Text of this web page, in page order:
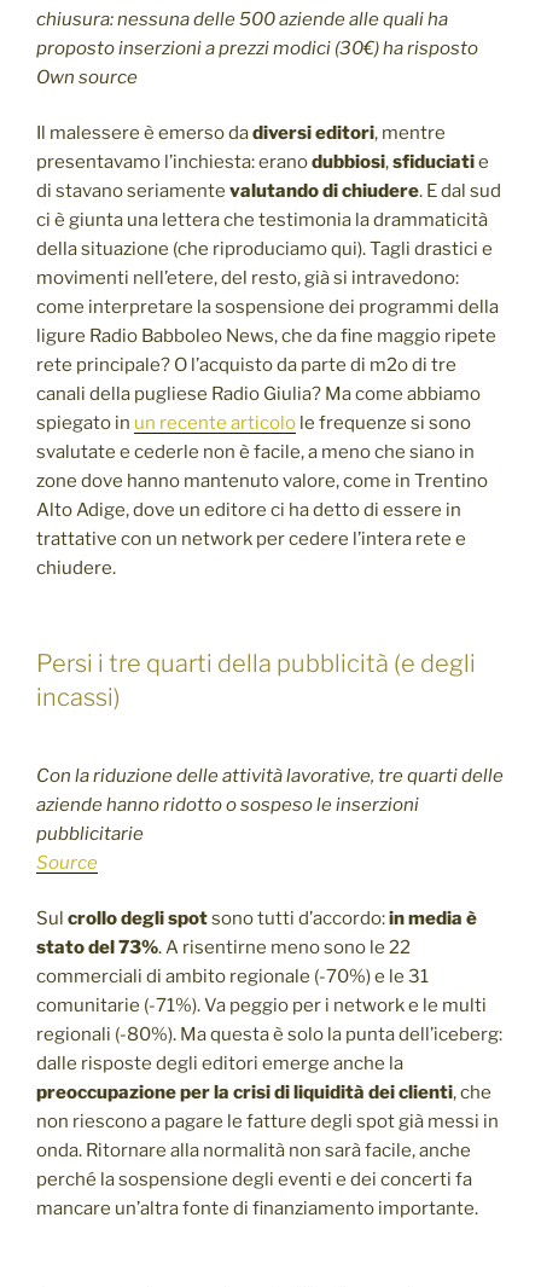
chiusura: nessuna delle 500 aziende alle quali ha
proposto inserzioni a prezzi modici (30€) ha risposto
Own source
Il malessere è emerso dadiversi editori, mentre
presentavamo l’inchiesta: eranodubbiosi,sfiduciatie
di stavano seriamente valutando di chiudere. E dal sud
ci è giunta una lettera che testimonia la drammaticità
della situazione (che riproduciamo qui). Tagli drastici e
movimenti nell’etere, del resto, già si intravedono:
come interpretare la sospensione dei programmi della
ligure Radio Babboleo News, che da fine maggio ripete
rete principale? O l’acquisto da parte di m2o di tre
canali della pugliese Radio Giulia? Ma come abbiamo
spiegato in un recente articolo le frequenze si sono
svalutate e cederle non è facile, a meno che siano in
zone dove hanno mantenuto valore, come in Trentino
Alto Adige, dove un editore ci ha detto di essere in
trattative con un network per cedere l’intera rete e
chiudere.
Persi i tre quarti della pubblicità (e degli
incassi)
Con la riduzione delle attività lavorative, tre quarti delle
aziende hanno ridotto o sospeso le inserzioni
pubblicitarie
Source
Sul crollo degli spotsono tutti d’accordo:in media è
stato del 73%. A risentirne meno sono le 22
commerciali di ambito regionale (-70%) e le 31
comunitarie (-71%). Va peggio per i network e le multi
regionali (-80%). Ma questa è solo la punta dell’iceberg:
dalle risposte degli editori emerge anche la
preoccupazione per la crisi di liquidità dei clienti, che
non riescono a pagare le fatture degli spot già messi in
onda. Ritornare alla normalità non sarà facile, anche
perché la sospensione degli eventi e dei concerti fa
mancare un’altra fonte di finanziamento importante.